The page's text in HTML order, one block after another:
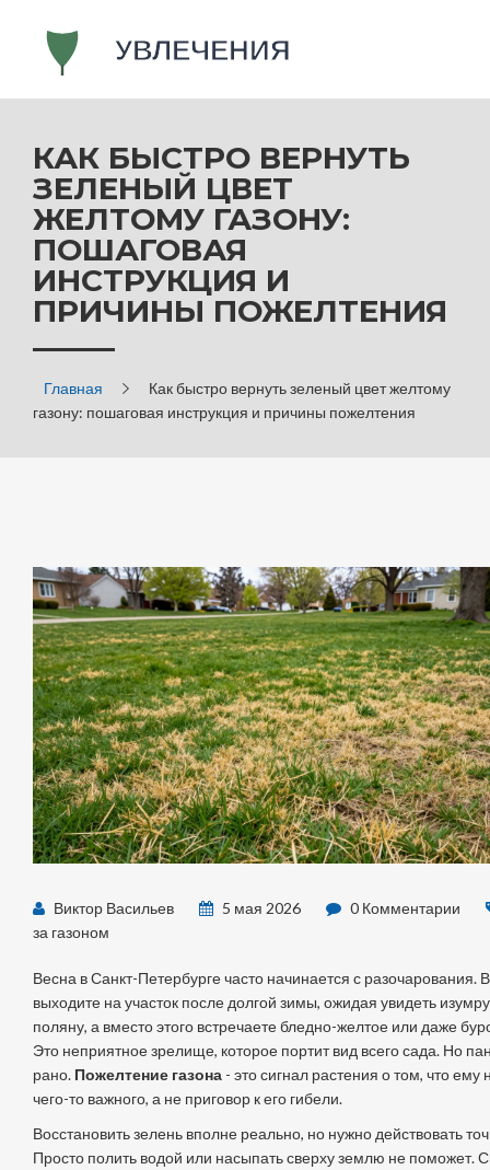
КАК БЫСТРО ВЕРНУТЬ
ЗЕЛЕНЫЙ ЦВЕТ
ЖЕЛТОМУ ГАЗОНУ:
ПОШАГОВАЯ
ИНСТРУКЦИЯ И
ПРИЧИНЫ ПОЖЕЛТЕНИЯ
Главная
Как быстро вернуть зеленый цвет желтому
газону: пошаговая инструкция и причины пожелтения
Виктор Васильев 5 мая 2026
0 Комментарии
за газоном
Весна в Санкт-Петербурге часто начинается с разочарования.
выходите на участок после долгой зимы, ожидая увидеть
поляну, а вместо этого встречаете бледно-желтое или даже
Это неприятное зрелище, которое портит вид всего сада. Но
рано. Пожелтение газона- это сигнал растения о том, что ему
чего-то важного, а не приговор к его гибели.
Восстановить зелень вполне реально, но нужно действовать
Просто полить водой или насыпать сверху землю не поможет.